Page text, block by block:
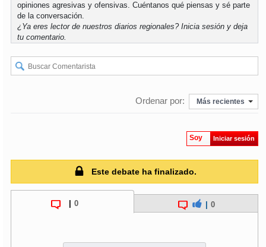
opiniones agresivas y ofensivas. Cuéntanos qué piensas y sé parte
de la conversación.
¿Ya eres lector de nuestros diarios regionales?Inicia sesión y deja
tu comentario.
Ordenar por: Más recientes
Soy Iniciar sesión
Este debate ha finalizado.
0 0